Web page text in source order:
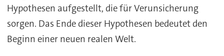
Hypothesen aufgestellt, die für Verunsicherung
sorgen. Das Ende dieser Hypothesen bedeutet den
Beginn einer neuen realen Welt.